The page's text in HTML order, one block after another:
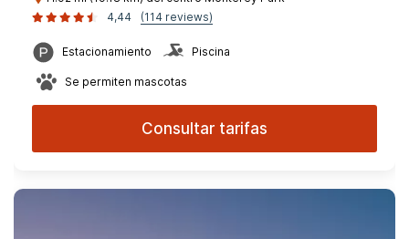
4,44
(114 reviews)
Estacionamiento Piscina
Se permiten mascotas
Consultar tarifas